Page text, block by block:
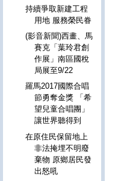
持續爭取新建工程
用地 服務榮民眷
(影音新聞)西畫、馬
賽克「葉玲君創
作展」南區國稅
局展至9/22
羅馬2017國際合唱
節勇奪金獎 「希
望兒童合唱團」
讓世界聽得到
在原住民保留地上
非法掩埋不明廢
棄物 原鄉居民發
出怒吼